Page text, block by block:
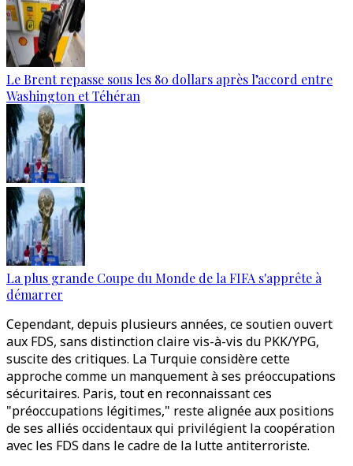
Le Brent repasse sous les 80 dollars après l’accord entre
Washington et Téhéran
La plus grande Coupe du Monde de la FIFA s'apprête à
démarrer
Cependant, depuis plusieurs années, ce soutien ouvert
aux FDS, sans distinction claire vis-à-vis du PKK/YPG,
suscite des critiques. La Turquie considère cette
approche comme un manquement à ses préoccupations
sécuritaires. Paris, tout en reconnaissant ces
"préoccupations légitimes," reste alignée aux positions
de ses alliés occidentaux qui privilégient la coopération
avec les FDS dans le cadre de la lutte antiterroriste.